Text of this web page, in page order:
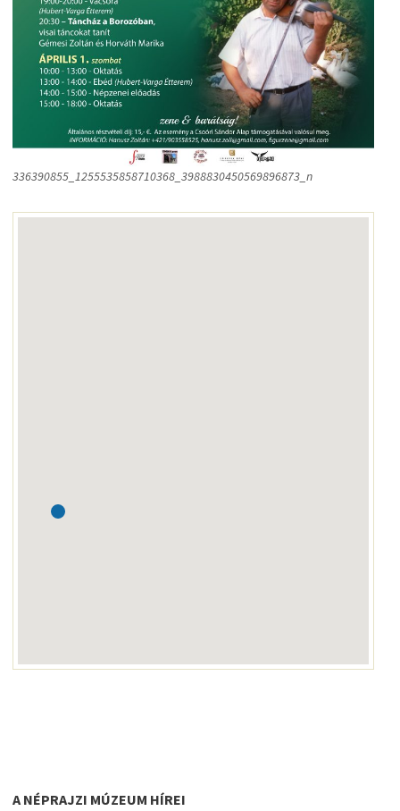
336390855_1255535858710368_3988830450569896873_n
A NÉPRAJZI MÚZEUM HÍREI